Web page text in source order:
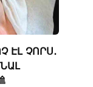
ԷԼ ՉՈՐՍ․